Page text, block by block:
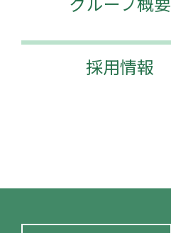
採用情報